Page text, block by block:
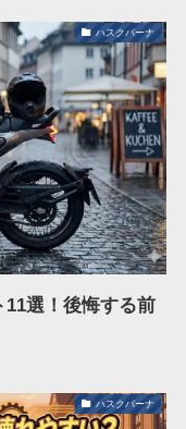
ハスクバーナ
選！後悔する前
ハスクバーナ